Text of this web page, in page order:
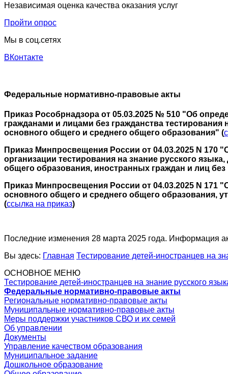
Независимая оценка качества оказания услуг
Пройти опрос
Мы в соц.сетях
ВКонтакте
Федеральные нормативно-правовые акты
Приказ Рособрнадзора от 05.03.2025 № 510 "Об
гражданами и лицами без гражданства
основного общего и среднего общего образования" (
Приказ Минпросвещения России от 04.03.2025 N
организации тестирования на знание русского
общего образования, иностранных граждан и лиц
Приказ Минпросвещения России от 04.03.2025 N
основного общего и среднего общего образования,
(ссылка на приказ)
Последние изменения 28 марта 2025 года. Информация
Вы здесь: Главная Тестирование детей-иностранцев на
ОСНОВНОЕ МЕНЮ
Тестирование детей-иностранцев на знание русского
Федеральные нормативно-правовые акты
Региональные нормативно-правовые акты
Муниципальные нормативно-правовые акты
Меры поддержки участников СВО и их семей
Об управлении
Документы
Управление качеством образования
Муниципальное задание
Дошкольное образование